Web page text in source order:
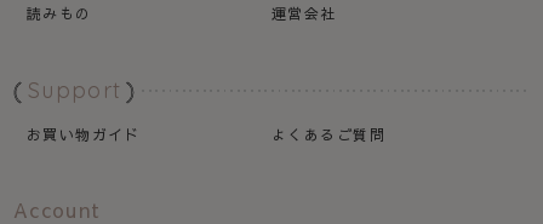
読みもの
運営会社
Support
お買い物ガイド よくあるご質問
Account